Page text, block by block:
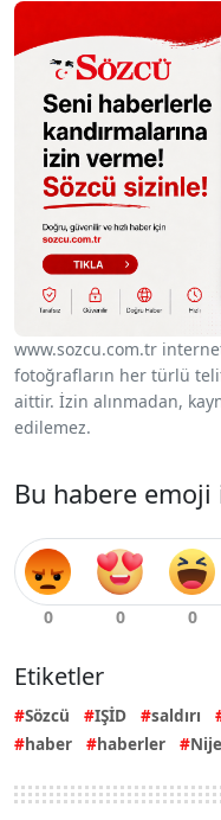
www.sozcu.com.tr
fotoğrafların her türlü
aittir. İzin alınmadan,
edilemez.
Bu habere
Etiketler
Sözcü IŞİD saldırı
haber
haberler